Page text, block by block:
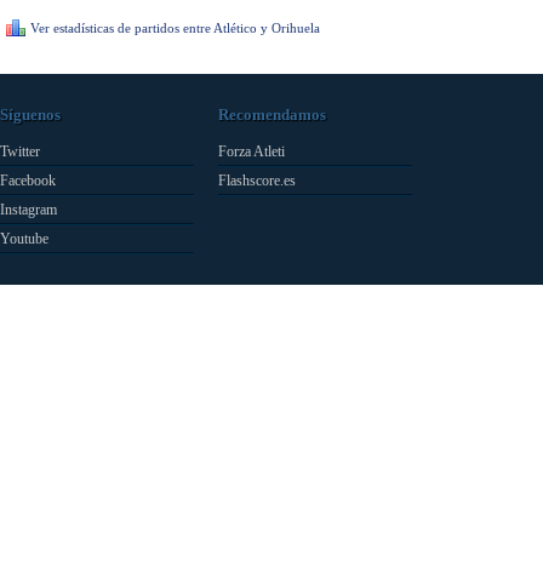
Ver estadísticas de partidos entre Atlético y Orihuela
Síguenos
Twitter
Facebook
Instagram
Youtube
Recomendamos
Forza Atleti
Flashscore.es